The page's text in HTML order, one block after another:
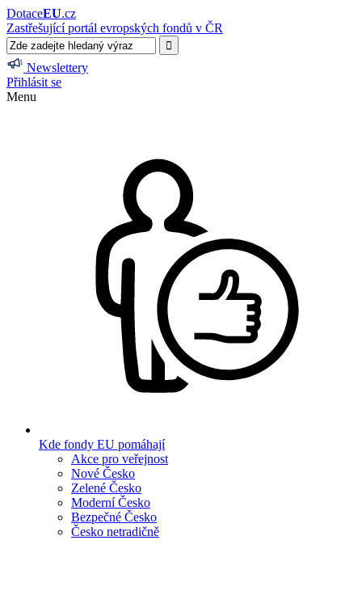
DotaceEU.cz
Zastřešující portál evropských fondů v ČR
Newslettery
Přihlásit se
Menu
Kde fondy EU pomáhají
Akce pro veřejnost
Nové Česko
Zelené Česko
Moderní Česko
Bezpečné Česko
Česko netradičně